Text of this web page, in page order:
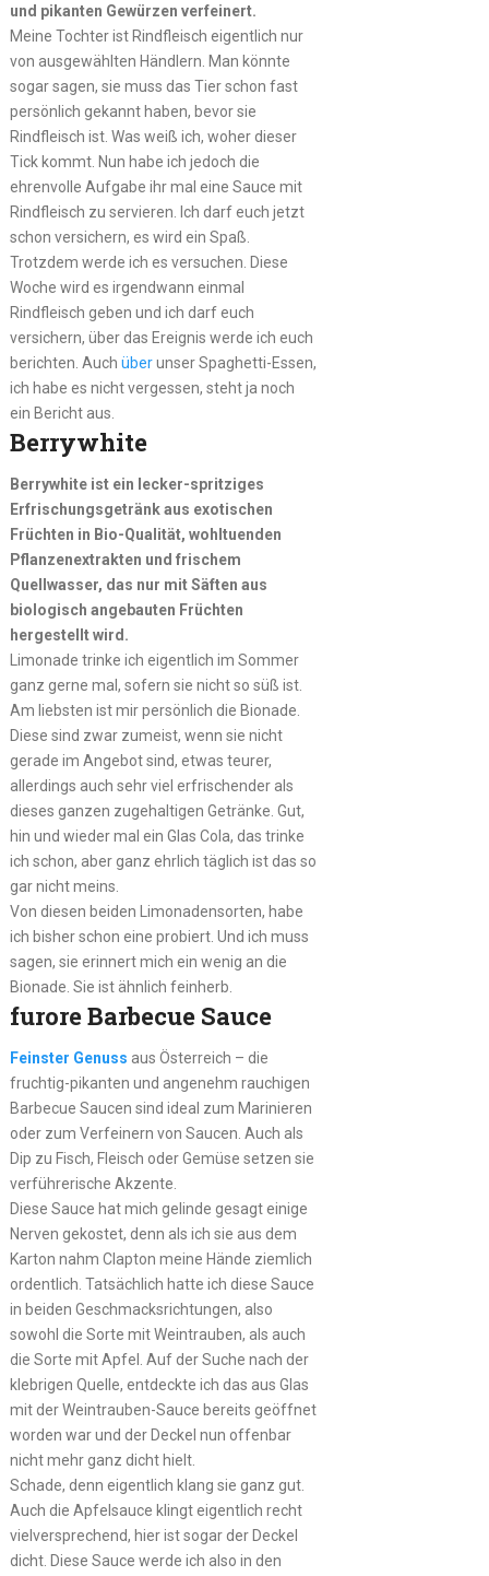
und pikanten Gewürzen verfeinert.
Meine Tochter ist Rindfleisch eigentlich nur
von ausgewählten Händlern. Man könnte
sogar sagen, sie muss das Tier schon fast
persönlich gekannt haben, bevor sie
Rindfleisch ist. Was weiß ich, woher dieser
Tick kommt. Nun habe ich jedoch die
ehrenvolle Aufgabe ihr mal eine Sauce mit
Rindfleisch zu servieren. Ich darf euch jetzt
schon versichern, es wird ein Spaß.
Trotzdem werde ich es versuchen. Diese
Woche wird es irgendwann einmal
Rindfleisch geben und ich darf euch
versichern, über das Ereignis werde ich euch
berichten. Auch überunser Spaghetti-Essen,
ich habe es nicht vergessen, steht ja noch
ein Bericht aus.
Berrywhite
Berrywhite ist ein lecker-spritziges
Erfrischungsgetränk aus exotischen
Früchten in Bio-Qualität, wohltuenden
Pflanzenextrakten und frischem
Quellwasser, das nur mit Säften aus
biologisch angebauten Früchten
hergestellt wird.
Limonade trinke ich eigentlich im Sommer
ganz gerne mal, sofern sie nicht so süß ist.
Am liebsten ist mir persönlich die Bionade.
Diese sind zwar zumeist, wenn sie nicht
gerade im Angebot sind, etwas teurer,
allerdings auch sehr viel erfrischender als
dieses ganzen zugehaltigen Getränke. Gut,
hin und wieder mal ein Glas Cola, das trinke
ich schon, aber ganz ehrlich täglich ist das so
gar nicht meins.
Von diesen beiden Limonadensorten, habe
ich bisher schon eine probiert. Und ich muss
sagen, sie erinnert mich ein wenig an die
Bionade. Sie ist ähnlich feinherb.
furore Barbecue Sauce
Feinster Genuss aus Österreich – die
fruchtig-pikanten und angenehm rauchigen
Barbecue Saucen sind ideal zum Marinieren
oder zum Verfeinern von Saucen. Auch als
Dip zu Fisch, Fleisch oder Gemüse setzen sie
verführerische Akzente.
Diese Sauce hat mich gelinde gesagt einige
Nerven gekostet, denn als ich sie aus dem
Karton nahm Clapton meine Hände ziemlich
ordentlich. Tatsächlich hatte ich diese Sauce
in beiden Geschmacksrichtungen, also
sowohl die Sorte mit Weintrauben, als auch
die Sorte mit Apfel. Auf der Suche nach der
klebrigen Quelle, entdeckte ich das aus Glas
mit der Weintrauben-Sauce bereits geöffnet
worden war und der Deckel nun offenbar
nicht mehr ganz dicht hielt.
Schade, denn eigentlich klang sie ganz gut.
Auch die Apfelsauce klingt eigentlich recht
vielversprechend, hier ist sogar der Deckel
dicht. Diese Sauce werde ich also in den